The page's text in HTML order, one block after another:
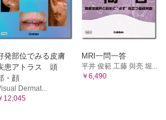
発部位でみる皮膚
患アトラス 頭
・顔
Dermat...
12,045
MRI一問一答
平井 俊範 工藤 與亮 堀...
￥6,490